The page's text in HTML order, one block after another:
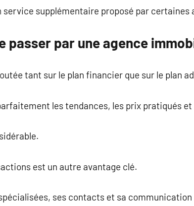
supplémentaire proposé par certaines
passer par une agence
tant sur le plan financier que sur le plan
les tendances, les prix pratiqués
est un autre avantage clé.
ses contacts et sa